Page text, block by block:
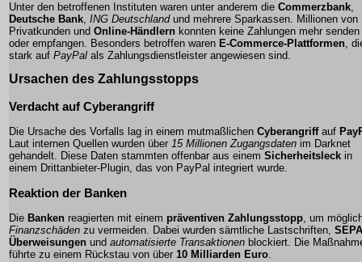
Unter den betroffenen Instituten waren unter anderem die Commerzbank,
Deutsche Bank, ING Deutschlandund mehrere Sparkassen. Millionen von
Privatkunden und Online-Händlern konnten keine Zahlungen mehr senden
oder empfangen. Besonders betroffen waren E-Commerce-Plattformen,
stark auf PayPal als Zahlungsdienstleister angewiesen sind.
Ursachen des Zahlungsstopps
Verdacht auf Cyberangriff
Die Ursache des Vorfalls lag in einem mutmaßlichen Cyberangriffauf
Laut internen Quellen wurden über 15 Millionen Zugangsdaten im Darknet
gehandelt. Diese Daten stammten offenbar aus einem Sicherheitsleck in
einem Drittanbieter-Plugin, das von PayPal integriert wurde.
Reaktion der Banken
Die Banken reagierten mit einem präventiven Zahlungsstopp, um
Finanzschäden zu vermeiden. Dabei wurden sämtliche Lastschriften,
Überweisungen und automatisierte Transaktionen blockiert. Die
führte zu einem Rückstau von über 10 Milliarden Euro.